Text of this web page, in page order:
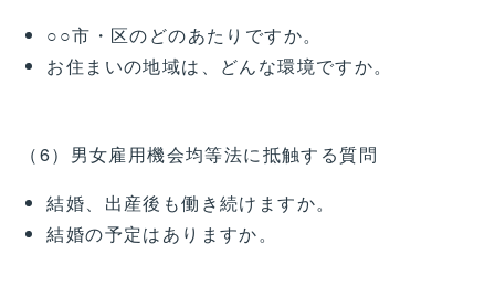
○○市・区のどのあたりですか。
お住まいの地域は、どんな環境ですか。
（6）男女雇用機会均等法に抵触する質問
結婚、出産後も働き続けますか。
結婚の予定はありますか。